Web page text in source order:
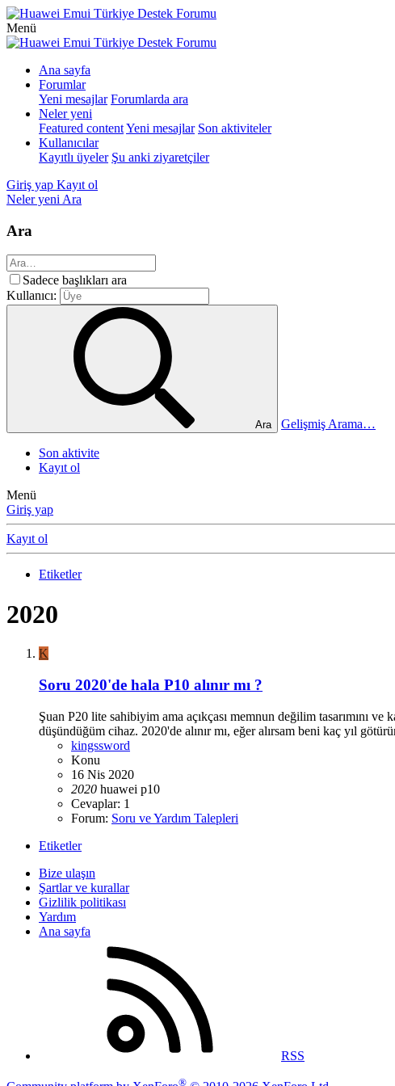
Menü
Ana sayfa
Forumlar
Yeni mesajlar Forumlarda ara
Neler yeni
Featured contentYeni mesajlar Son aktiviteler
Kullanıcılar
Kayıtlı üyeler Şu anki ziyaretçiler
Giriş yap Kayıt ol
Neler yeni Ara
Ara
Sadece başlıkları ara
Kullanıcı:
Ara Gelişmiş Arama…
Son aktivite
Kayıt ol
Menü
Giriş yap
Kayıt ol
Etiketler
2020
K
Soru 2020'de hala P10 alınır mı ?
Şuan P20 lite sahibiyim ama açıkçası memnun değilim tasarımını
düşündüğüm cihaz. 2020'de alınır mı, eğer alırsam beni kaç yıl
kingssword
Konu
16 Nis 2020
2020 huawei p10
Cevaplar: 1
Forum: Soru ve Yardım Talepleri
Etiketler
Bize ulaşın
Şartlar ve kurallar
Gizlilik politikası
Yardım
Ana sayfa
RSS
®